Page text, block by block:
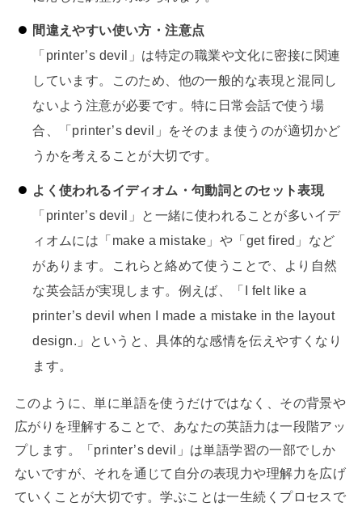
間違えやすい使い方・注意点
「printer’s devil」は特定の職業や文化に密接に関連
しています。このため、他の一般的な表現と混同し
ないよう注意が必要です。特に日常会話で使う場
合、「printer’s devil」をそのまま使うのが適切かど
うかを考えることが大切です。
よく使われるイディオム・句動詞とのセット表現
「printer’s devil」と一緒に使われることが多いイデ
ィオムには「make a mistake」や「get fired」など
があります。これらと絡めて使うことで、より自然
な英会話が実現します。例えば、「I felt like a
printer’s devil when I made a mistake in the layout
design.」というと、具体的な感情を伝えやすくなり
ます。
このように、単に単語を使うだけではなく、その背景や
広がりを理解することで、あなたの英語力は一段階アッ
プします。「printer’s devil」は単語学習の一部でしか
ないですが、それを通じて自分の表現力や理解力を広げ
ていくことが大切です。学ぶことは一生続くプロセスで